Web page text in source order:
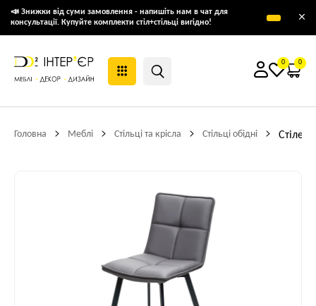
📣 Знижки від суми замовлення - напишіть нам в чат для
консультації. Купуйте комплекти стіл+стільці вигідно!
×
0 0
Головна Меблі Стільці та крісла Стільці обідні